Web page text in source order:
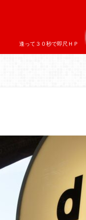
逢って３０秒で即尺ＨＰ